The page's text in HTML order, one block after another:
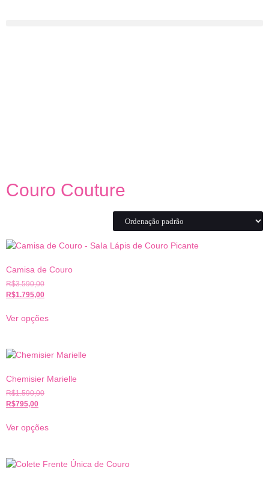
Couro Couture
Camisa de Couro
R$3.590,00
R$1.795,00
Ver opções
Chemisier Marielle
R$1.590,00
R$795,00
Ver opções